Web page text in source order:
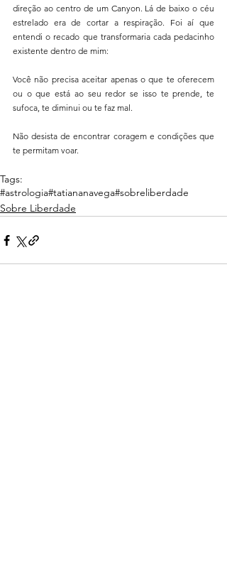
direção ao centro de um Canyon. Lá de baixo o céu
estrelado era de cortar a respiração. Foi aí que
entendi o recado que transformaria cada pedacinho
existente dentro de mim:
Você não precisa aceitar apenas o que te oferecem
ou o que está ao seu redor se isso te prende, te
sufoca, te diminui ou te faz mal.
Não desista de encontrar coragem e condições que
te permitam voar.
Tags:
#astrologia#tatiananavega#sobreliberdade
Sobre Liberdade